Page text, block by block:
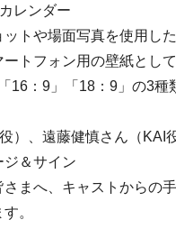
レンダー
トや場面写真を使用し
トフォン用の壁紙とし
16：9」「18：9」の3種
）、遠藤健慎さん（KAI
ジ＆サイン
まへ、キャストからの
。